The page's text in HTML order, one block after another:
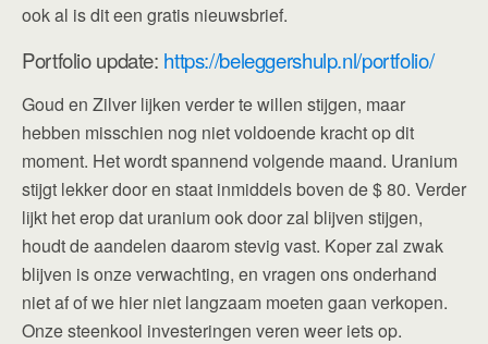
ook al is dit een gratis nieuwsbrief.
Portfolio update: https://beleggershulp.nl/portfolio/
Goud en Zilver lijken verder te willen stijgen, maar
hebben misschien nog niet voldoende kracht op dit
moment. Het wordt spannend volgende maand. Uranium
stijgt lekker door en staat inmiddels boven de $ 80. Verder
lijkt het erop dat uranium ook door zal blijven stijgen,
houdt de aandelen daarom stevig vast. Koper zal zwak
blijven is onze verwachting, en vragen ons onderhand
niet af of we hier niet langzaam moeten gaan verkopen.
Onze steenkool investeringen veren weer iets op.